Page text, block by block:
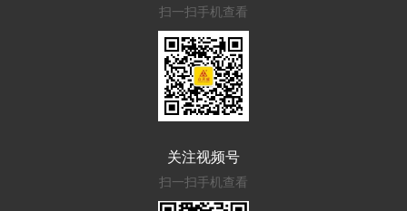
扫一扫手机查看
关注视频号
扫一扫手机查看